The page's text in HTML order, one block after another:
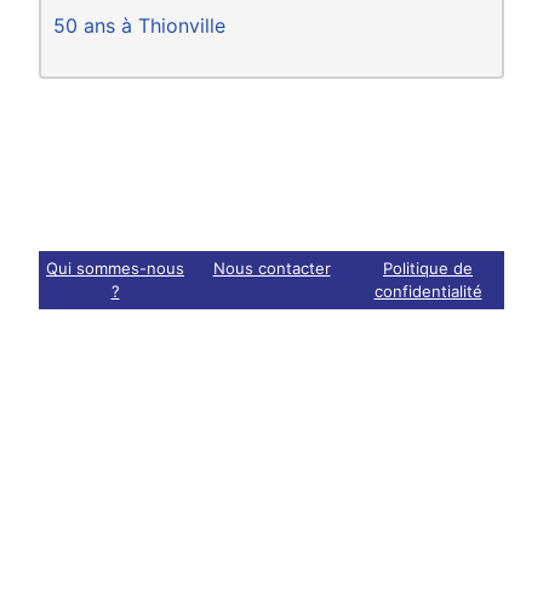
50 ans à Thionville
Qui sommes-nous
?
Nous contacter
Politique de
confidentialité